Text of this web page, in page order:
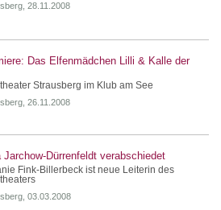
28.11.2008
Das Elfenmädchen Lilli & Kalle der
Strausberg im Klub am See
26.11.2008
Jarchow-Dürrenfeldt verabschiedet
Fink-Billerbeck ist neue Leiterin des
03.03.2008